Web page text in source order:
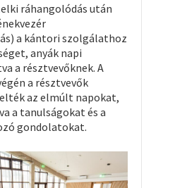
ráhangolódás után
a kántori szolgálathoz
anyák napi
a résztvevőknek. A
a résztvevők
az elmúlt napokat,
a tanulságokat és a
gondolatokat.